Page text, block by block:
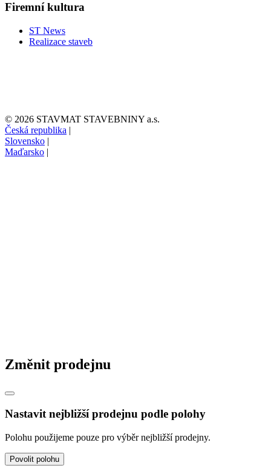
Firemní kultura
ST News
Realizace staveb
© 2026 STAVMAT STAVEBNINY a.s.
Česká republika
Slovensko
Maďarsko
Změnit prodejnu
Nastavit nejbližší prodejnu podle polohy
Polohu použijeme pouze pro výběr nejbližší prodejny.
Povolit polohu